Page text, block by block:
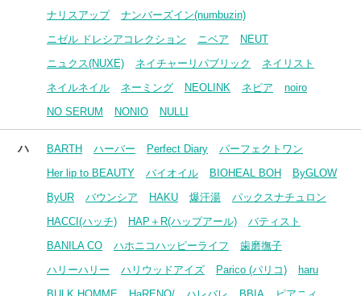
ナリスアップ
ナンバーズイン(numbuzin)
ニゼル ドレシアコレクション
ニベア
NEUT
ニュクス(NUXE)
ネイチャーリパブリック
ネイリスト
ネイルネイル
ネーミング NEOLINK ネピア
noiro
NO SERUM
NONIO NULLI
ハ BARTH ハーバー Perfect Diary
パーフェクトワン
Her lip to BEAUTY
バイオイル BIOHEAL BOH
ByGLOW
ByUR
バウンシア HAKU 爆汗湯
パックスナチュロン
HACCI(ハッチ)
HAP＋R(ハップアール)
バティスト
BANILA CO
ハホニコハッピーライフ
歯磨撫子
ハリーハリー
ハリウッドアイズ Parico (パリコ)
haru